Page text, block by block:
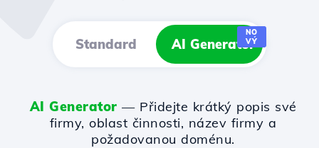
Standard AI Generator
NO
VÝ
AI Generator — Přidejte krátký popis své
firmy, oblast činnosti, název firmy a
požadovanou doménu.